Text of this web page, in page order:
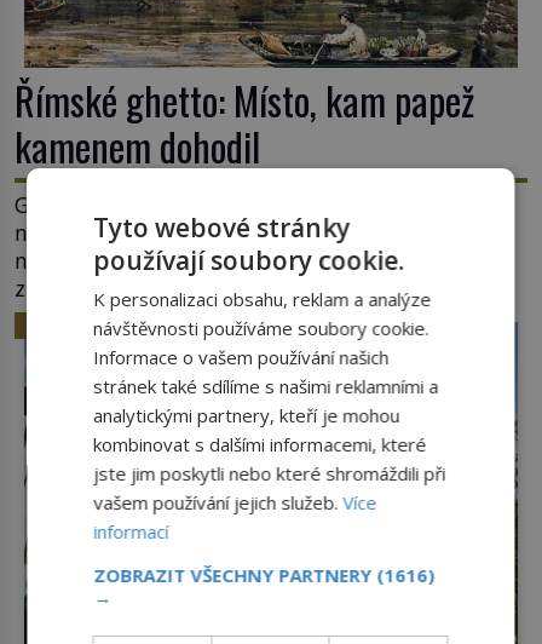
Římské ghetto: Místo, kam papež
kamenem dohodil
Ghetto je část města, kde musí žít, většinou
nedobrovolně, náboženská, rasová nebo
národnostní menšina obyvatel. Bohaté historické
zkušenosti mají s takovým životem Židé. Už od
středověku jsou totiž v každou chvíli nuceni v
nějakém žít. Mezi ty nejslavnější patří i římské
ghetto založené v roce 1555. Pokud jde o vztah
k Židům, nemá se Řím čím chlubit. […]
HISTORIE
Tyto webové stránky
používají soubory cookie.
K personalizaci obsahu, reklam a analýze
návštěvnosti používáme soubory cookie.
Informace o vašem používání našich
stránek také sdílíme s našimi reklamními a
analytickými partnery, kteří je mohou
kombinovat s dalšími informacemi, které
jste jim poskytli nebo které shromáždili při
vašem používání jejich služeb.Více
informací
ZOBRAZIT VŠECHNY PARTNERY (1616)
→